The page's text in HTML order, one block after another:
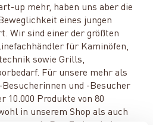
up mehr, haben uns aber die
eines jungen
Wir sind einer der größten
für Kaminöfen,
sowie Grills,
Für unsere mehr als
und -Besucher
10.000 Produkte von 80
in unserem Shop als auch